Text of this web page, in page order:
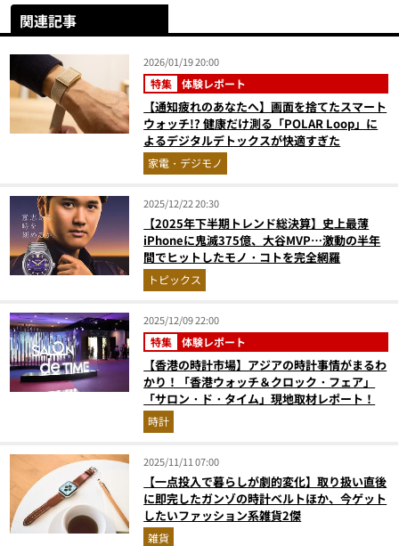
関連記事
2026/01/19 20:00
特集 体験レポート
【通知疲れのあなたへ】画面を捨てたスマート
ウォッチ!? 健康だけ測る「POLAR Loop」に
よるデジタルデトックスが快適すぎた
家電・デジモノ
2025/12/22 20:30
【2025年下半期トレンド総決算】史上最薄
iPhoneに鬼滅375億、大谷MVP…激動の半年
間でヒットしたモノ・コトを完全網羅
トピックス
2025/12/09 22:00
特集 体験レポート
【香港の時計市場】アジアの時計事情がまるわ
かり！「香港ウォッチ＆クロック・フェア」
「サロン・ド・タイム」現地取材レポート！
時計
2025/11/11 07:00
【一点投入で暮らしが劇的変化】取り扱い直後
に即完したガンゾの時計ベルトほか、今ゲット
したいファッション系雑貨2傑
雑貨